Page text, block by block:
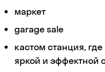
маркет
garage sale
кастом станция,
яркой и эффектной